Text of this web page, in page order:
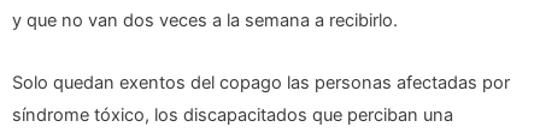
y que no van dos veces a la semana a recibirlo.
Solo quedan exentos del copago las personas afectadas por
síndrome tóxico, los discapacitados que perciban una